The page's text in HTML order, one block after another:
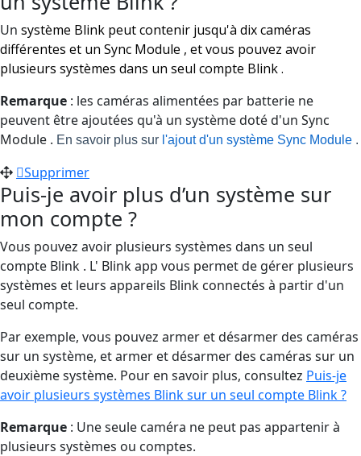
Un système Blink peut contenir jusqu'à dix caméras
différentes et un Sync Module , et vous pouvez avoir
plusieurs systèmes dans un seul compte Blink .
Remarque : les caméras alimentées par batterie ne
peuvent être ajoutées qu'à un système doté d'un Sync
Module . En savoir plus sur l'ajout d'un système Sync Module .
Supprimer
Puis-je avoir plus d’un système sur
mon compte ?
Vous pouvez avoir plusieurs systèmes dans un seul
compte Blink . L' Blink app vous permet de gérer plusieurs
systèmes et leurs appareils Blink connectés à partir d'un
seul compte.
Par exemple, vous pouvez armer et désarmer des caméras
sur un système, et armer et désarmer des caméras sur un
deuxième système. Pour en savoir plus, consultez Puis-je
avoir plusieurs systèmes Blink sur un seul compte Blink ?
Remarque : Une seule caméra ne peut pas appartenir à
plusieurs systèmes ou comptes.